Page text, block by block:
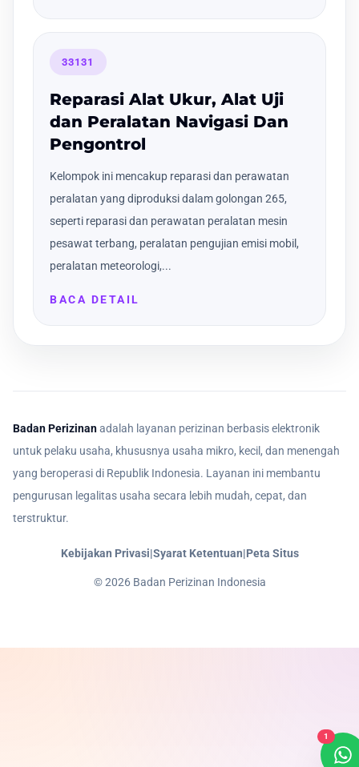
33131
Reparasi Alat Ukur, Alat Uji
dan Peralatan Navigasi Dan
Pengontrol
Kelompok ini mencakup reparasi dan perawatan
peralatan yang diproduksi dalam golongan 265,
seperti reparasi dan perawatan peralatan mesin
pesawat terbang, peralatan pengujian emisi mobil,
peralatan meteorologi,...
BACA DETAIL
Badan Perizinanadalah layanan perizinan berbasis elektronik
untuk pelaku usaha, khususnya usaha mikro, kecil, dan menengah
yang beroperasi di Republik Indonesia. Layanan ini membantu
pengurusan legalitas usaha secara lebih mudah, cepat, dan
terstruktur.
Kebijakan Privasi|Syarat Ketentuan|Peta Situs
©2026Badan Perizinan Indonesia
1